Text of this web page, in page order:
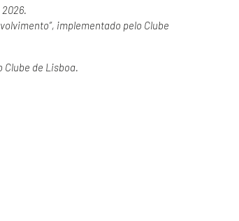
implementado pelo Clube
de Lisboa.